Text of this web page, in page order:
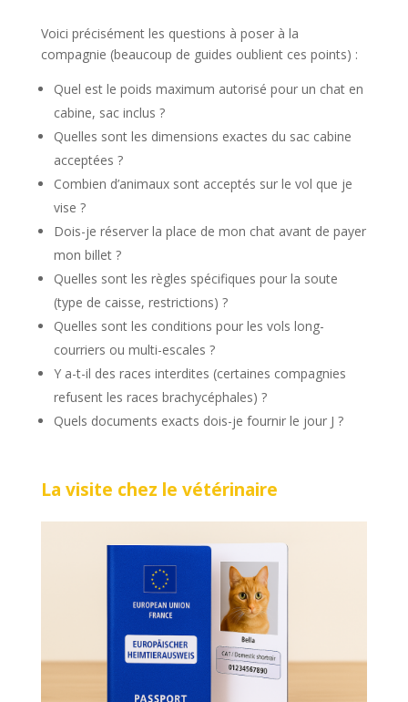
Voici précisément les questions à poser à la
compagnie (beaucoup de guides oublient ces points) :
Quel est le poids maximum autorisé pour un chat en
cabine, sac inclus ?
Quelles sont les dimensions exactes du sac cabine
acceptées ?
Combien d’animaux sont acceptés sur le vol que je
vise ?
Dois-je réserver la place de mon chat avant de payer
mon billet ?
Quelles sont les règles spécifiques pour la soute
(type de caisse, restrictions) ?
Quelles sont les conditions pour les vols long-
courriers ou multi-escales ?
Y a-t-il des races interdites (certaines compagnies
refusent les races brachycéphales) ?
Quels documents exacts dois-je fournir le jour J ?
La visite chez le vétérinaire